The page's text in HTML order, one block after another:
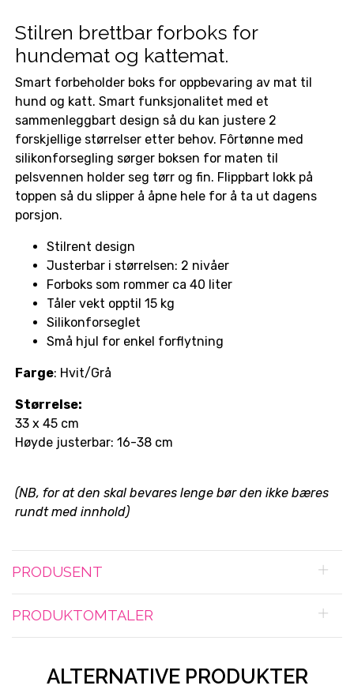
Stilren brettbar forboks for
hundemat og kattemat.
Smart forbeholder boks for oppbevaring av mat til
hund og katt. Smart funksjonalitet med et
sammenleggbart design så du kan justere 2
forskjellige størrelser etter behov. Fôrtønne med
silikonforsegling sørger boksen for maten til
pelsvennen holder seg tørr og fin. Flippbart lokk på
toppen så du slipper å åpne hele for å ta ut dagens
porsjon.
Stilrent design
Justerbar i størrelsen: 2 nivåer
Forboks som rommer ca 40 liter
Tåler vekt opptil 15 kg
Silikonforseglet
Små hjul for enkel forflytning
Farge: Hvit/Grå
Størrelse:
33 x 45 cm
Høyde justerbar: 16-38 cm
(NB, for at den skal bevares lenge bør den ikke bæres
rundt med innhold)
PRODUSENT
PRODUKTOMTALER
ALTERNATIVE PRODUKTER